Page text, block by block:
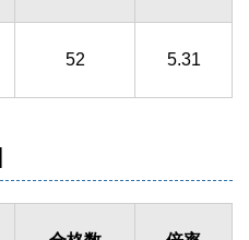
52 5.31